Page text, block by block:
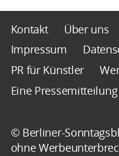
Kontakt Über uns
Impressum
PR für Künstler
Eine
© Berliner-
ohne